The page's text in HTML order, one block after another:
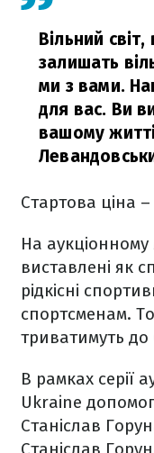
Вільний
залишать
ми з вами.
для вас. Ви
вашому
Стартова ціна
На
виставлені як
рідкісні
спортсменам.
триватимуть до
В рамках серії
Ukraine
Станіслав